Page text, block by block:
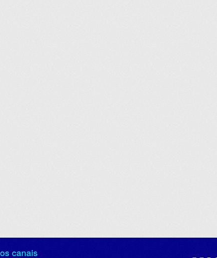
canais